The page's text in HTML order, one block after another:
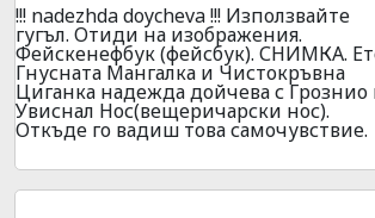
!!! nadezhda doycheva !!! Използвайте
гугъл. Отиди на изображения.
Фейскенефбук (фейсбук). СНИМКА.
Гнусната Мангалка и Чистокръвна
Циганка надежда дойчева с Грознио
Увиснал Нос(вещеричарски нос).
Откъде го вадиш това самочувствие.